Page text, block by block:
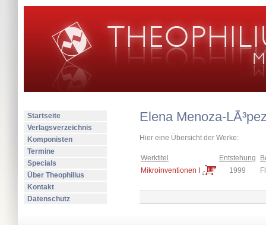
Startseite
Verlagsverzeichnis
Komponisten
Termine
Specials
Über Theophilius
Kontakt
Datenschutz
Elena Menoza-
Hier eine Übersicht der Werke:
Werktitel Entstehung
Mikroinventionen I
1999